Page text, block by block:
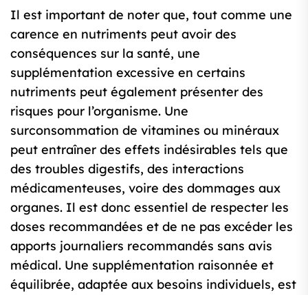
Il est important de noter que, tout comme une
carence en nutriments peut avoir des
conséquences sur la santé, une
supplémentation excessive en certains
nutriments peut également présenter des
risques pour l’organisme. Une
surconsommation de vitamines ou minéraux
peut entraîner des effets indésirables tels que
des troubles digestifs, des interactions
médicamenteuses, voire des dommages aux
organes. Il est donc essentiel de respecter les
doses recommandées et de ne pas excéder les
apports journaliers recommandés sans avis
médical. Une supplémentation raisonnée et
équilibrée, adaptée aux besoins individuels, est